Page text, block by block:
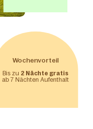
Wochenvorteil
Bis zu 2 Nächte gratis
ab 7 Nächten Aufenthalt